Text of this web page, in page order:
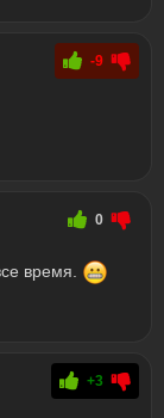
-9
0
время.
+3